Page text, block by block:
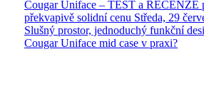
Cougar Uniface – TEST a RECENZE
překvapivě solidní cenu Středa, 29
Slušný prostor, jednoduchý funkční
Cougar Uniface mid case v praxi?